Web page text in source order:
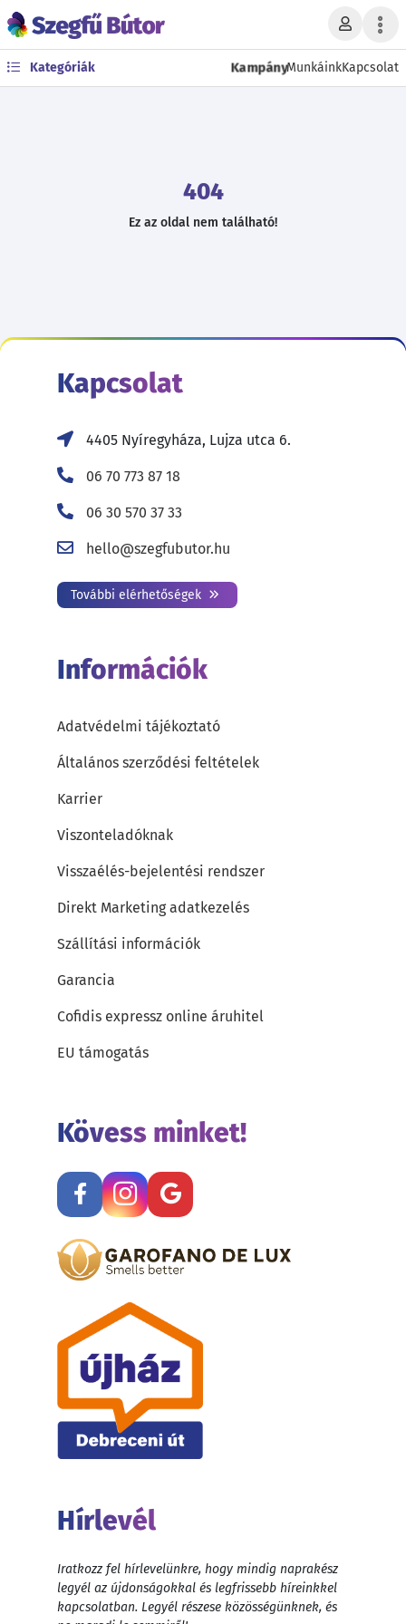
Kategóriák KampányMunkáinkKapcsolat
404
Ez az oldal nem található!
Kapcsolat
4405 Nyíregyháza, Lujza utca 6.
06 70 773 87 18
06 30 570 37 33
hello@szegfubutor.hu
További elérhetőségek
Információk
Adatvédelmi tájékoztató
Általános szerződési feltételek
Karrier
Viszonteladóknak
Visszaélés-bejelentési rendszer
Direkt Marketing adatkezelés
Szállítási információk
Garancia
Cofidis expressz online áruhitel
EU támogatás
Kövess minket!
Hírlevél
Iratkozz fel hírlevelünkre, hogy mindig naprakész
legyél az újdonságokkal és legfrissebb híreinkkel
kapcsolatban. Legyél részese közösségünknek, és